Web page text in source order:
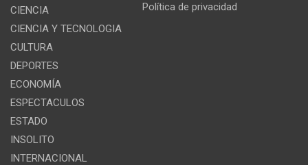
CIENCIA
CIENCIA Y TECNOLOGIA
CULTURA
DEPORTES
ECONOMÍA
ESPECTACULOS
ESTADO
INSOLITO
INTERNACIONAL
Política de privacidad